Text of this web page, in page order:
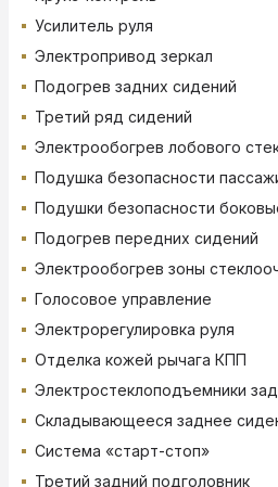
Усилитель руля
Электропривод зеркал
Подогрев задних сидений
Третий ряд сидений
Электрообогрев лобового
Подушка безопасности
Подушки безопасности
Подогрев передних сидений
Электрообогрев зоны
Голосовое управление
Электрорегулировка руля
Отделка кожей рычага КПП
Электростеклоподъемники
Складывающееся заднее
Система «старт-стоп»
Третий задний подголовник